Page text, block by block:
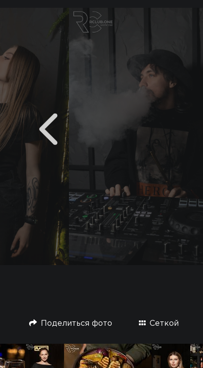
Поделиться фото Сеткой